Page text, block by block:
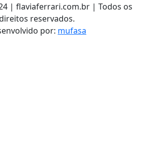
| flaviaferrari.com.br | Todos os
reservados.
por: mufasa